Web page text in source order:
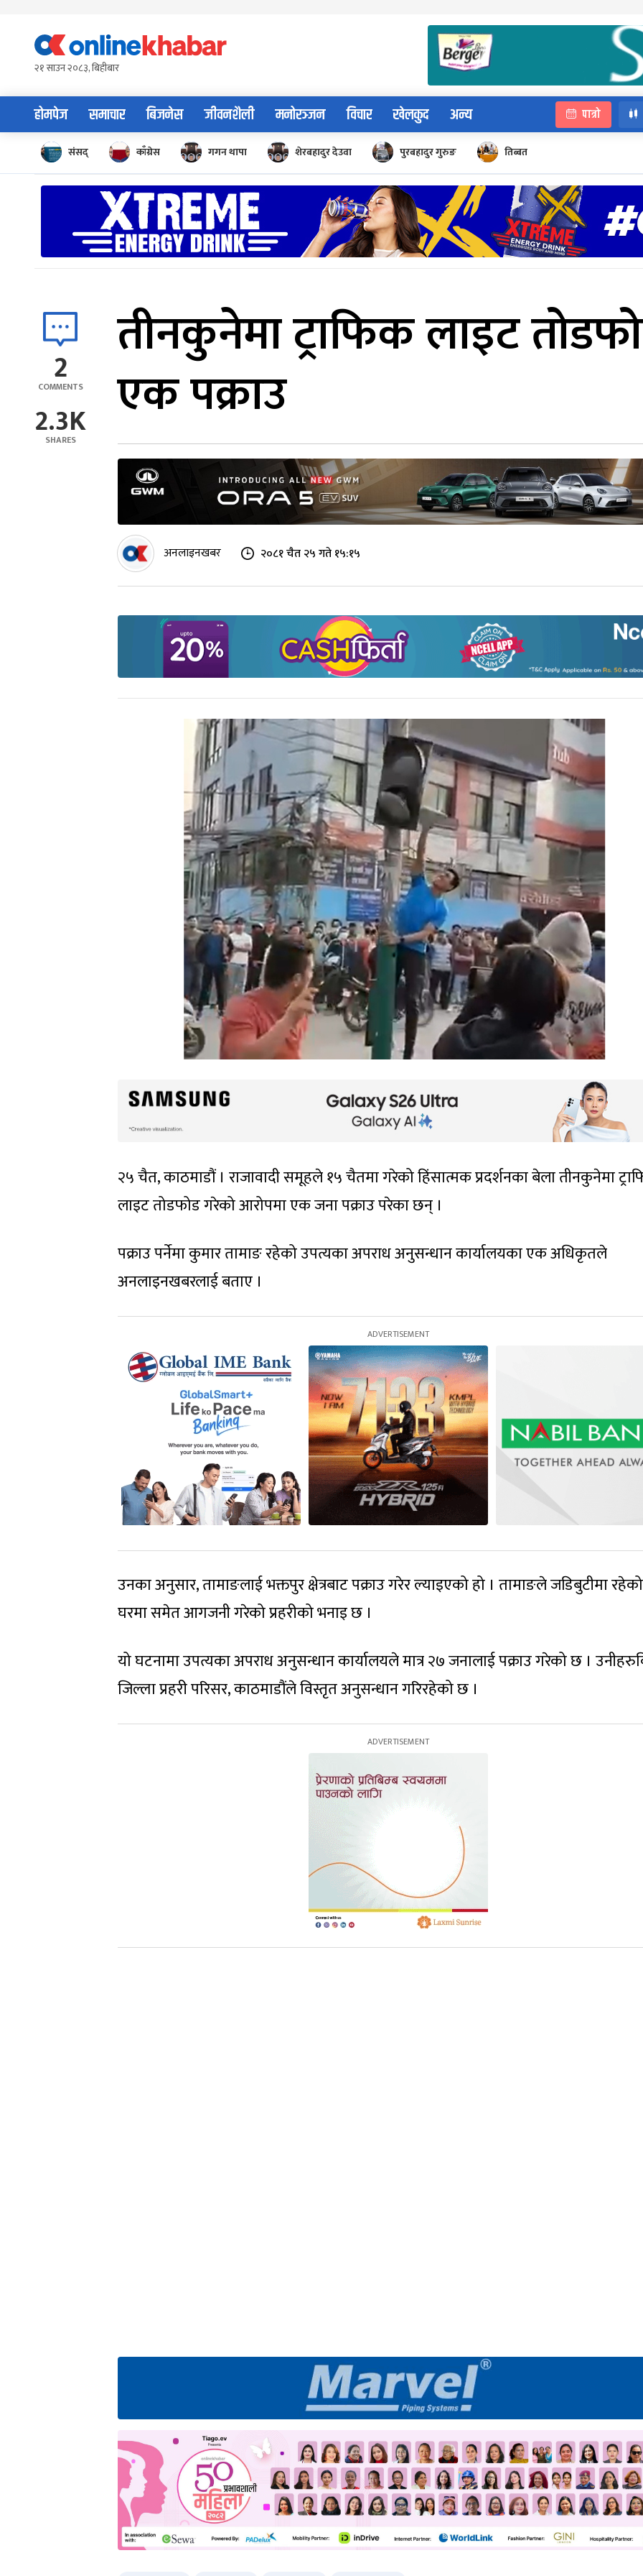
content२१ साउन २०८३, बिहीबार
होमपेज समाचार बिजनेस जीवनशैली मनोरञ्जन विचार खेलकुद अन्य पात्रो
संसद् काँग्रेस गगन थापा शेरबहादुर देउवा पुरबहादुर गुरुङ तिब्बत
2
COMMENTS
2.3K
SHARES
तीनकुनेमा ट्राफिक लाइट
एक पक्राउ
अनलाइनखबर २०८१ चैत २५ गते १५:१५
२५ चैत, काठमाडौं । राजावादी समूहले १५ चैतमा गरेको हिंसात्मक प्रदर्शनका बेला तीनकुनेमा
लाइट तोडफोड गरेको आरोपमा एक जना पक्राउ परेका छन् ।
पक्राउ पर्नेमा कुमार तामाङ रहेको उपत्यका अपराध अनुसन्धान कार्यालयका एक अधिकृतले
अनलाइनखबरलाई बताए ।
उनका अनुसार, तामाङलाई भक्तपुर क्षेत्रबाट पक्राउ गरेर ल्याइएको हो । तामाङले जडिबुटीमा
घरमा समेत आगजनी गरेको प्रहरीको भनाइ छ ।
यो घटनामा उपत्यका अपराध अनुसन्धान कार्यालयले मात्र २७ जनालाई पक्राउ गरेको छ ।
जिल्ला प्रहरी परिसर, काठमाडौंले विस्तृत अनुसन्धान गरिरहेको छ ।